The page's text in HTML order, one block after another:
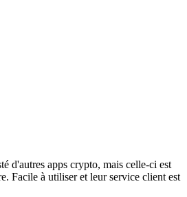
d'autres apps crypto, mais celle-ci est
Facile à utiliser et leur service client est